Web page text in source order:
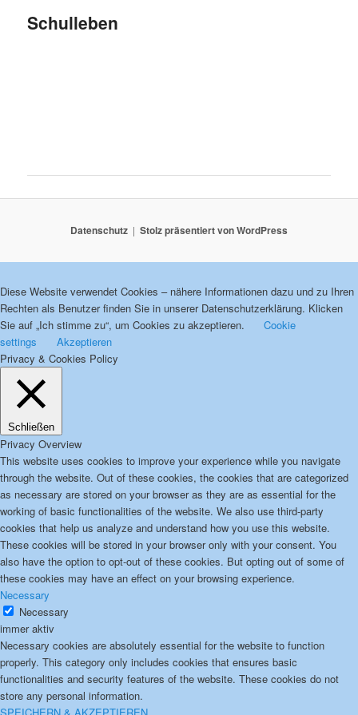
Schulleben
Datenschutz Stolz präsentiert von WordPress
Diese Website verwendet Cookies – nähere Informationen dazu und zu Ihren
Rechten als Benutzer finden Sie in unserer Datenschutzerklärung. Klicken
Sie auf „Ich stimme zu“, um Cookies zu akzeptieren.
Cookie
settings
Akzeptieren
Privacy & Cookies Policy
Schließen
Privacy Overview
This website uses cookies to improve your experience while you navigate
through the website. Out of these cookies, the cookies that are categorized
as necessary are stored on your browser as they are as essential for the
working of basic functionalities of the website. We also use third-party
cookies that help us analyze and understand how you use this website.
These cookies will be stored in your browser only with your consent. You
also have the option to opt-out of these cookies. But opting out of some of
these cookies may have an effect on your browsing experience.
Necessary
Necessary
immer aktiv
Necessary cookies are absolutely essential for the website to function
properly. This category only includes cookies that ensures basic
functionalities and security features of the website. These cookies do not
store any personal information.
SPEICHERN & AKZEPTIEREN